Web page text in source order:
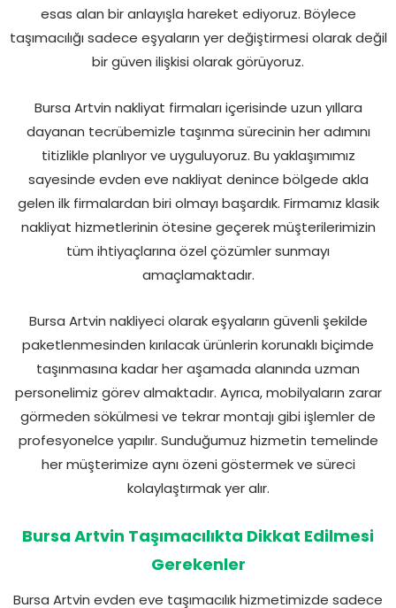
esas alan bir anlayışla hareket ediyoruz. Böylece
taşımacılığı sadece eşyaların yer değiştirmesi olarak değil
bir güven ilişkisi olarak görüyoruz.
Bursa Artvin nakliyat firmaları içerisinde uzun yıllara
dayanan tecrübemizle taşınma sürecinin her adımını
titizlikle planlıyor ve uyguluyoruz. Bu yaklaşımımız
sayesinde evden eve nakliyat denince bölgede akla
gelen ilk firmalardan biri olmayı başardık. Firmamız klasik
nakliyat hizmetlerinin ötesine geçerek müşterilerimizin
tüm ihtiyaçlarına özel çözümler sunmayı
amaçlamaktadır.
Bursa Artvin nakliyeci olarak eşyaların güvenli şekilde
paketlenmesinden kırılacak ürünlerin korunaklı biçimde
taşınmasına kadar her aşamada alanında uzman
personelimiz görev almaktadır. Ayrıca, mobilyaların zarar
görmeden sökülmesi ve tekrar montajı gibi işlemler de
profesyonelce yapılır. Sunduğumuz hizmetin temelinde
her müşterimize aynı özeni göstermek ve süreci
kolaylaştırmak yer alır.
Bursa Artvin Taşımacılıkta Dikkat Edilmesi
Gerekenler
Bursa Artvin evden eve taşımacılık hizmetimizde sadece